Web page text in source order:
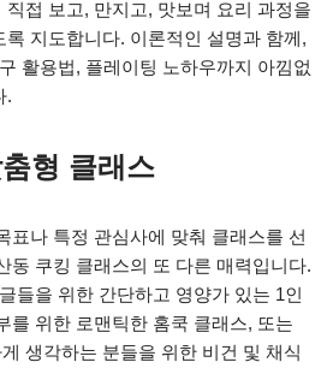
접 보고, 만지고, 맛보며 요리 과정을
지도합니다. 이론적인 설명과 함께,
활용법, 플레이팅 노하우까지 아낌없
.
형 클래스
표나 특정 관심사에 맞춰 클래스를 선
동 쿠킹 클래스의 또 다른 매력입니다.
들을 위한 간단하고 영양가 있는 1인
를 위한 로맨틱한 홈쿡 클래스, 또는
생각하는 분들을 위한 비건 및 채식